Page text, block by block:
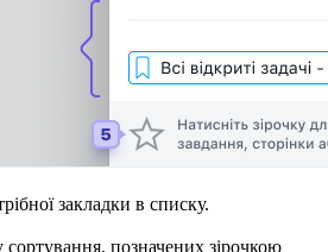
закладки в списку.
позначених зірочкою